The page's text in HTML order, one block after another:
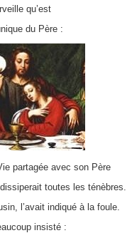
qu’est
du Père :
partagée avec son Père
toutes les ténèbres.
l’avait indiqué à la foule.
insisté :